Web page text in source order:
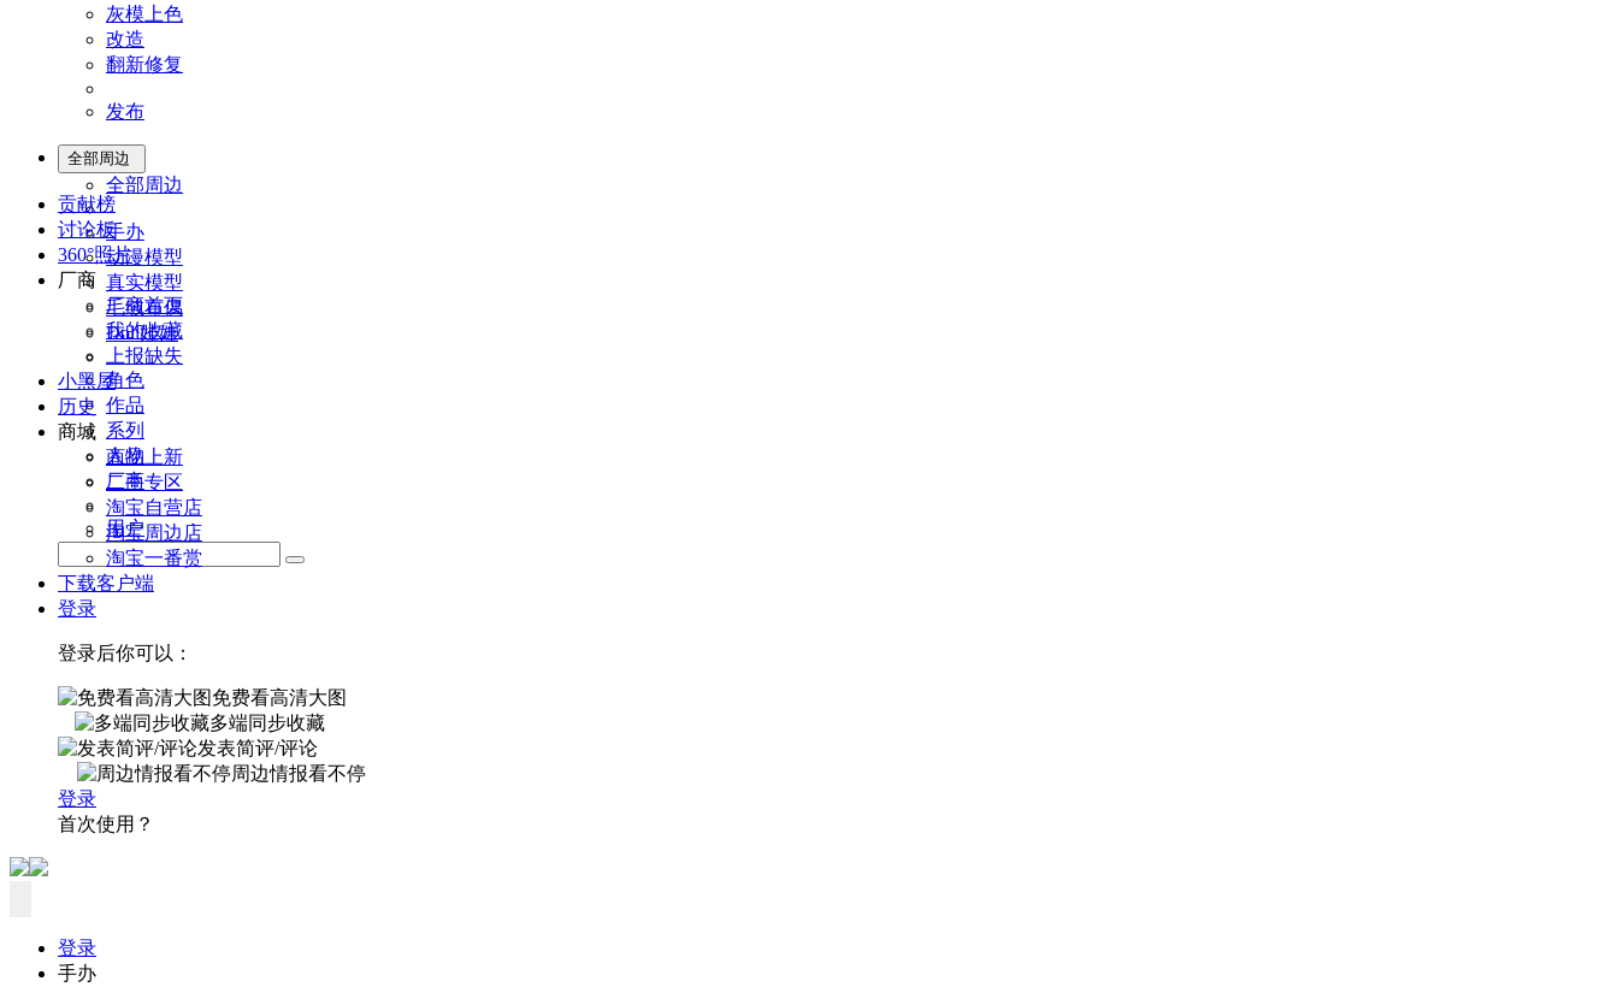
灰模上色
改造
翻新修复
发布
全部周边
全部周边
手办
动漫模型
真实模型
毛绒布偶
Doll娃娃
角色
作品
系列
人物
厂商
用户
贡献榜
讨论板
360°照片
厂商
厂商首页
我的收藏
上报缺失
小黑屋
历史
商城
商品上新
二手专区
淘宝自营店
淘宝周边店
淘宝一番赏
下载客户端
登录
登录后你可以：
免费看高清大图
多端同步收藏
发表简评/评论
周边情报看不停
登录
首次使用？
登录
手办